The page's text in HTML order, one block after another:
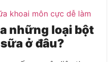
khoai môn cực dễ làm
những loại bột
ở đâu?